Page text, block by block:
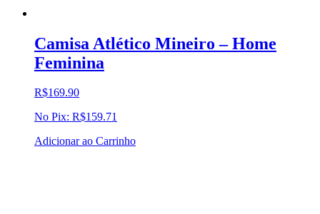
Camisa Atlético Mineiro – Home
Feminina
R$169.90
No Pix: R$159.71
Adicionar ao Carrinho